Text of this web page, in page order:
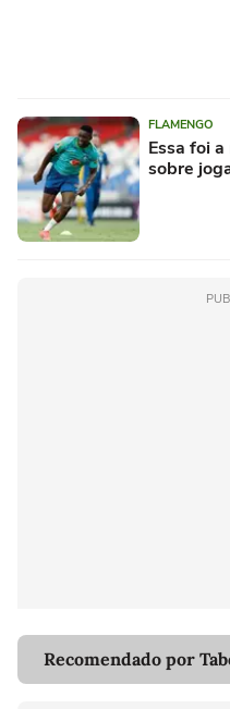
FLAMENGO
Essa foi
sobre
Recomendado por